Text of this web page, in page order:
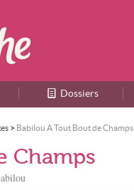
Dossiers
> Babilou A Tout Bout de Champs
Champs